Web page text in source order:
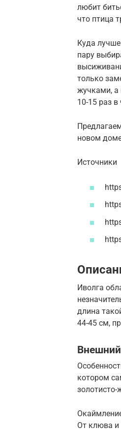
любит
что птица
Куда лучше
пару
только
жучками, а
10-15 раз
новом
Источники
Иволга
длина
44-45 см,
котором
золотисто-
От клюва и